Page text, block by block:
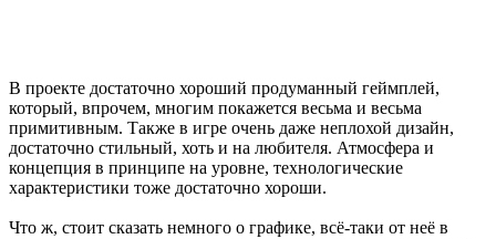
В проекте достаточно хороший продуманный геймплей,
который, впрочем, многим покажется весьма и весьма
примитивным. Также в игре очень даже неплохой дизайн,
достаточно стильный, хоть и на любителя. Атмосфера и
концепция в принципе на уровне, технологические
характеристики тоже достаточно хороши.
Что ж, стоит сказать немного о графике, всё-таки от неё в